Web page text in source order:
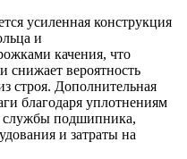
усиленная конструкция
и
качения, что
снижает вероятность
строя. Дополнительная
благодаря уплотнениям
службы подшипника,
и затраты на